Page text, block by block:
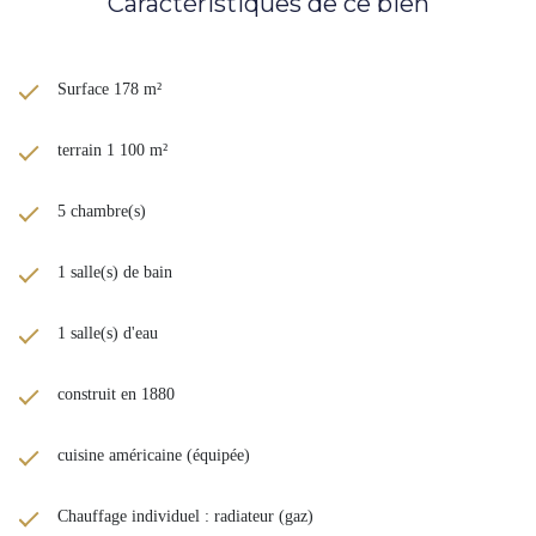
Surface 178 m²
terrain 1 100 m²
5 chambre(s)
1 salle(s) de bain
1 salle(s) d'eau
construit en 1880
cuisine américaine (équipée)
Chauffage individuel : radiateur (gaz)